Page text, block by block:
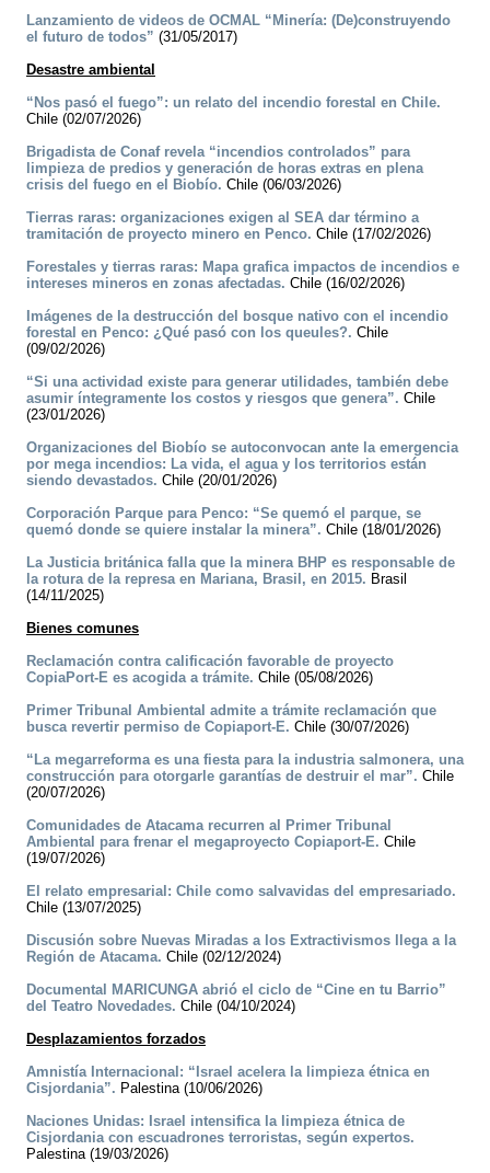
Lanzamiento de videos de OCMAL “Minería: (De)construyendo
el futuro de todos” (31/05/2017)
Desastre ambiental
“Nos pasó el fuego”: un relato del incendio forestal en Chile.
Chile (02/07/2026)
Brigadista de Conaf revela “incendios controlados” para
limpieza de predios y generación de horas extras en plena
crisis del fuego en el Biobío. Chile (06/03/2026)
Tierras raras: organizaciones exigen al SEA dar término a
tramitación de proyecto minero en Penco. Chile (17/02/2026)
Forestales y tierras raras: Mapa grafica impactos de incendios e
intereses mineros en zonas afectadas. Chile (16/02/2026)
Imágenes de la destrucción del bosque nativo con el incendio
forestal en Penco: ¿Qué pasó con los queules?. Chile
(09/02/2026)
“Si una actividad existe para generar utilidades, también debe
asumir íntegramente los costos y riesgos que genera”. Chile
(23/01/2026)
Organizaciones del Biobío se autoconvocan ante la emergencia
por mega incendios: La vida, el agua y los territorios están
siendo devastados. Chile (20/01/2026)
Corporación Parque para Penco: “Se quemó el parque, se
quemó donde se quiere instalar la minera”. Chile (18/01/2026)
La Justicia británica falla que la minera BHP es responsable de
la rotura de la represa en Mariana, Brasil, en 2015. Brasil
(14/11/2025)
Bienes comunes
Reclamación contra calificación favorable de proyecto
CopiaPort-E es acogida a trámite. Chile (05/08/2026)
Primer Tribunal Ambiental admite a trámite reclamación que
busca revertir permiso de Copiaport-E. Chile (30/07/2026)
“La megarreforma es una fiesta para la industria salmonera, una
construcción para otorgarle garantías de destruir el mar”. Chile
(20/07/2026)
Comunidades de Atacama recurren al Primer Tribunal
Ambiental para frenar el megaproyecto Copiaport-E. Chile
(19/07/2026)
El relato empresarial: Chile como salvavidas del empresariado.
Chile (13/07/2025)
Discusión sobre Nuevas Miradas a los Extractivismos llega a la
Región de Atacama. Chile (02/12/2024)
Documental MARICUNGA abrió el ciclo de “Cine en tu Barrio”
del Teatro Novedades. Chile (04/10/2024)
Desplazamientos forzados
Amnistía Internacional: “Israel acelera la limpieza étnica en
Cisjordania”. Palestina (10/06/2026)
Naciones Unidas: Israel intensifica la limpieza étnica de
Cisjordania con escuadrones terroristas, según expertos.
Palestina (19/03/2026)